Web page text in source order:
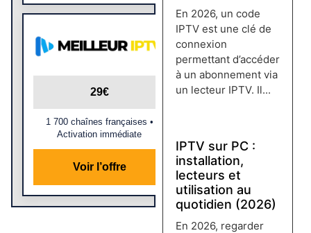
29€
1 700 chaînes françaises •
Activation immédiate
Voir l’offre
En 2026, un code
IPTV est une clé de
connexion
permettant d’accéder
à un abonnement via
un lecteur IPTV. Il...
IPTV sur PC :
installation,
lecteurs et
utilisation au
quotidien (2026)
En 2026, regarder